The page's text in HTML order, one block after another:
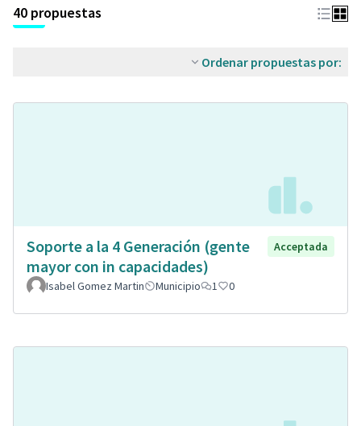
40 propuestas
Ordenar propuestas por:
Soporte a la 4 Generación (gente
mayor con in capacidades)
Acceptada
Isabel Gomez Martin Municipio 1 0